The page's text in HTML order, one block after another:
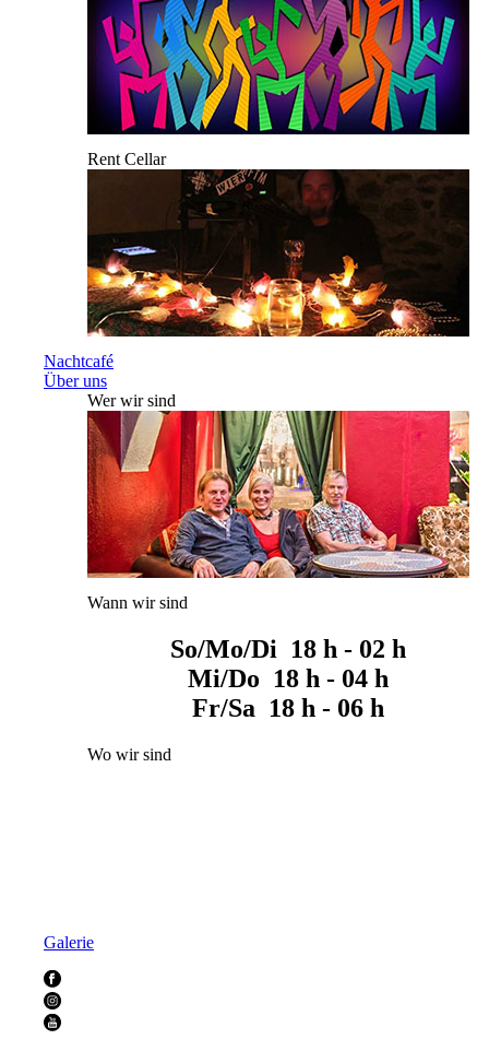
Rent Cellar
Nachtcafé
Über uns
Wer wir sind
Wann wir sind
So/Mo/Di 18 h - 02 h
Mi/Do 18 h - 04 h
Fr/Sa 18 h - 06 h
Wo wir sind
Galerie